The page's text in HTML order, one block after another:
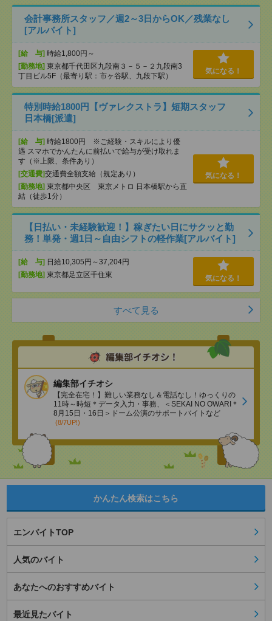
会計事務所スタッフ／週2～3日からOK／残業なし
[アルバイト]
[給 与] 時給1,800円～
[勤務地] 東京都千代田区九段南３－５－２九段南3
丁目ビル5F（最寄り駅：市ヶ谷駅、九段下駅）
気になる！
特別時給1800円【ヴァレクストラ】短期スタッフ
日本橋[派遣]
[給 与] 時給1800円 ※ご経験・スキルにより優
遇 スマホでかんたんに前払いで給与が受け取れま
す（※上限、条件あり）
[交通費]交通費全額支給（規定あり）
[勤務地] 東京都中央区 東京メトロ 日本橋駅から直
結（徒歩1分）
気になる！
【日払い・未経験歓迎！】稼ぎたい日にサクッと勤
務！単発・週1日～自由シフトの軽作業[アルバイト]
[給 与] 日給10,305円～37,204円
[勤務地] 東京都足立区千住東 気になる！
すべて見る
編集部イチオシ
【完全在宅！】難しい業務なし＆電話なし！ゆっくりの
11時～時短＊データ入力・事務、＜SEKAI NO OWARI＊
8月15日・16日＞ドーム公演のサポートバイトなど
(8/7UP!)
かんたん検索はこちら
エンバイトTOP
人気のバイト
あなたへのおすすめバイト
最近見たバイト